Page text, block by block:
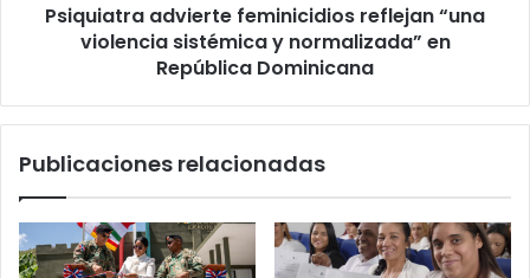
República
Psiquiatra advierte feminicidios reflejan “una
violencia sistémica y normalizada” en
República Dominicana
Publicaciones relacionadas